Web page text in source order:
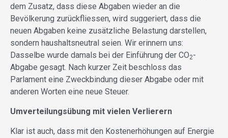
dem Zusatz, dass diese Abgaben wieder an die
Bevölkerung zurückfliessen, wird suggeriert, dass die
neuen Abgaben keine zusätzliche Belastung darstellen,
sondern haushaltsneutral seien. Wir erinnern uns:
Dasselbe wurde damals bei der Einführung der CO2-
Abgabe gesagt. Nach kurzer Zeit beschloss das
Parlament eine Zweckbindung dieser Abgabe oder mit
anderen Worten eine neue Steuer.
Umverteilungsübung mit vielen Verlierern
Klar ist auch, dass mit den Kostenerhöhungen auf Energie